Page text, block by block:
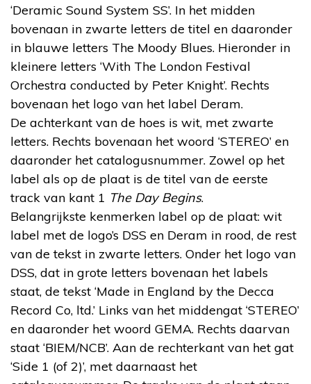
‘Deramic Sound System SS’. In het midden
bovenaan in zwarte letters de titel en daaronder
in blauwe letters The Moody Blues. Hieronder in
kleinere letters ‘With The London Festival
Orchestra conducted by Peter Knight’. Rechts
bovenaan het logo van het label Deram.
De achterkant van de hoes is wit, met zwarte
letters. Rechts bovenaan het woord ‘STEREO’ en
daaronder het catalogusnummer. Zowel op het
label als op de plaat is de titel van de eerste
track van kant 1 The Day Begins.
Belangrijkste kenmerken label op de plaat: wit
label met de logo’s DSS en Deram in rood, de rest
van de tekst in zwarte letters. Onder het logo van
DSS, dat in grote letters bovenaan het labels
staat, de tekst ‘Made in England by the Decca
Record Co, ltd.’ Links van het middengat ‘STEREO’
en daaronder het woord GEMA. Rechts daarvan
staat ‘BIEM/NCB’. Aan de rechterkant van het gat
‘Side 1 (of 2)’, met daarnaast het